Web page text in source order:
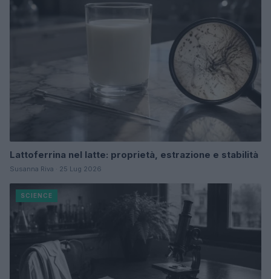
Lattoferrina nel latte: proprietà, estrazione e stabilità
Susanna Riva · 25 Lug 2026
SCIENCE